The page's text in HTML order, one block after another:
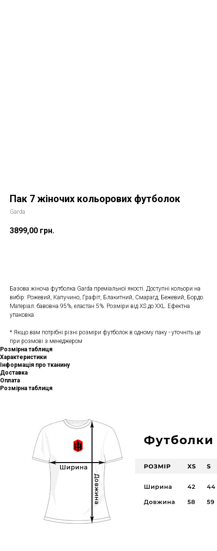
Пак 7 жіночих кольорових футболок
Garda
3899,00 грн.
Базова жіноча футболка Garda преміальної якості. Доступні кольори на
вибір: Рожевий, Капучино, Графіт, Блакитний, Смарагд, Бежевий, Бордо.
Матеріал: бавовна 95%, еластан 5%. Розміри від XS до XXL. Ефектна
упаковка.
* Якщо вам потрібні різні розміри футболок в одному паку - уточніть це
при розмові з менеджером
Розмірна таблиця
Характеристики
Інформація про тканину
Доставка
Оплата
Розмірна таблиця